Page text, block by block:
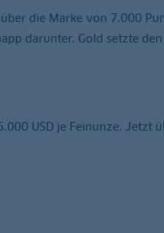
die Marke von 7.000
darunter. Gold setzte
USD je Feinunze. Jetzt